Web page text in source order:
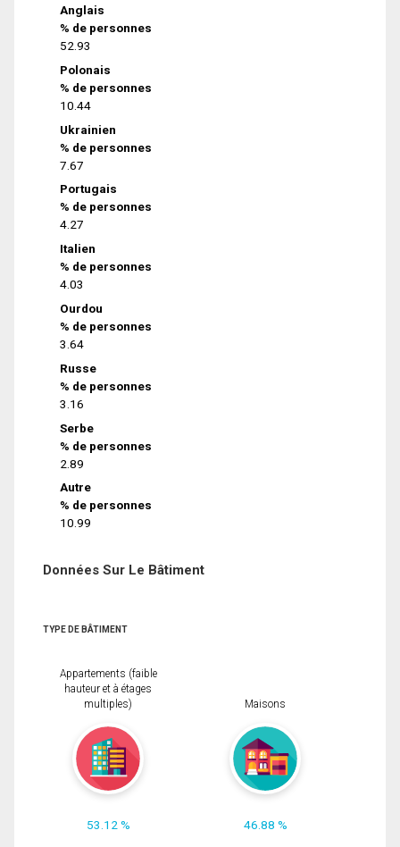
Anglais
% de personnes
52.93
Polonais
% de personnes
10.44
Ukrainien
% de personnes
7.67
Portugais
% de personnes
4.27
Italien
% de personnes
4.03
Ourdou
% de personnes
3.64
Russe
% de personnes
3.16
Serbe
% de personnes
2.89
Autre
% de personnes
10.99
Données Sur Le Bâtiment
TYPE DE BÂTIMENT
Appartements (faible
hauteur et à étages
multiples)
53.12 %
Maisons
46.88 %